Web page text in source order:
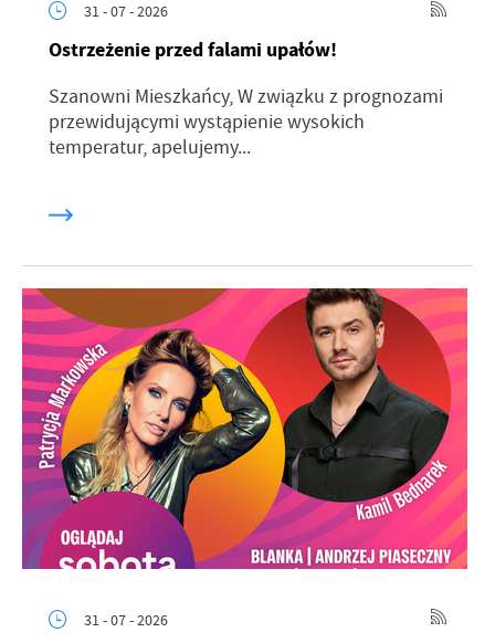
31 - 07 - 2026
Ostrzeżenie przed falami upałów!
Szanowni Mieszkańcy, W związku z prognozami
przewidującymi wystąpienie wysokich
temperatur, apelujemy...
31 - 07 - 2026